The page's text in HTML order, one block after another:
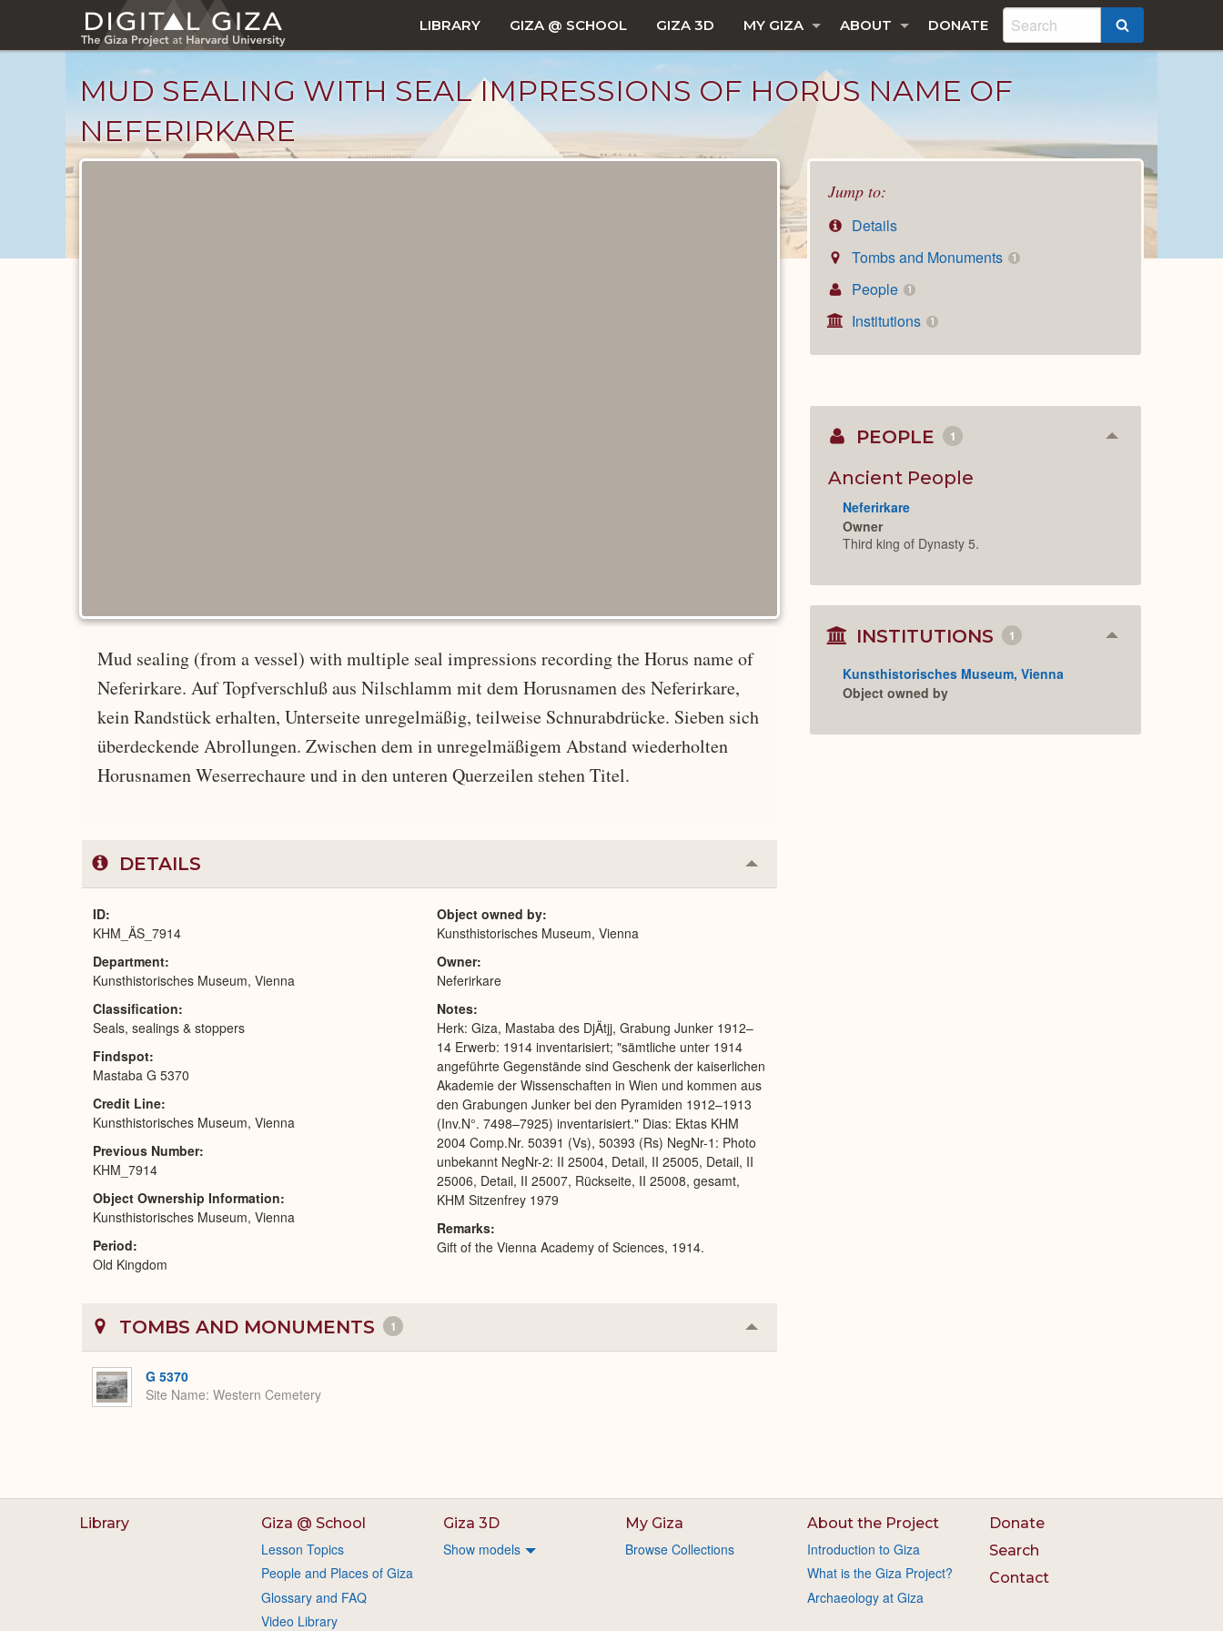
main
LIBRARY GIZA @ SCHOOL GIZA 3D MY GIZA ABOUT DONATE
MUD SEALING WITH SEAL IMPRESSIONS OF HORUS NAME OF
NEFERIRKARE
Jump to:
Details
Tombs and Monuments
1
People 1
Institutions 1
Mud sealing (from a vessel) with multiple seal impressions recording the Horus name of
Neferirkare. Auf Topfverschluß aus Nilschlamm mit dem Horusnamen des Neferirkare,
kein Randstück erhalten, Unterseite unregelmäßig, teilweise Schnurabdrücke. Sieben sich
überdeckende Abrollungen. Zwischen dem in unregelmäßigem Abstand wiederholten
Horusnamen Weserrechaure und in den unteren Querzeilen stehen Titel.
DETAILS Collapse
or
ID
KHM_ÄS_7914
Department
Kunsthistorisches Museum, Vienna
Classification
Seals, sealings & stoppers
Findspot
Mastaba G 5370
Credit Line
Kunsthistorisches Museum, Vienna
Previous Number
KHM_7914
Object Ownership Information
Kunsthistorisches Museum, Vienna
Period
Old Kingdom
Object owned by
Kunsthistorisches Museum, Vienna
Owner
Neferirkare
Notes
Herk: Giza, Mastaba des DjÄtjj, Grabung Junker 1912–
14 Erwerb: 1914 inventarisiert; "sämtliche unter 1914
angeführte Gegenstände sind Geschenk der kaiserlichen
Akademie der Wissenschaften in Wien und kommen aus
den Grabungen Junker bei den Pyramiden 1912–1913
(Inv.N°. 7498–7925) inventarisiert." Dias: Ektas KHM
2004 Comp.Nr. 50391 (Vs), 50393 (Rs) NegNr-1: Photo
unbekannt NegNr-2: II 25004, Detail, II 25005, Detail, II
25006, Detail, II 25007, Rückseite, II 25008, gesamt,
KHM Sitzenfrey 1979
Remarks
Gift of the Vienna Academy of Sciences, 1914.
TOMBS AND MONUMENTS 1 Collapse
or
G 5370
Site Name Western Cemetery
PEOPLE 1 Collapse
Ancient People
Neferirkare
Owner
Third king of Dynasty 5.
INSTITUTIONS 1 Collapse
Kunsthistorisches Museum, Vienna
Object owned by
Library Giza @ School
Lesson Topics
People and Places of Giza
Glossary and FAQ
Video Library
Giza 3D
Show models
My Giza
Browse Collections
About the Project
Introduction to Giza
What is the Giza Project?
Archaeology at Giza
Donate
Search
Contact